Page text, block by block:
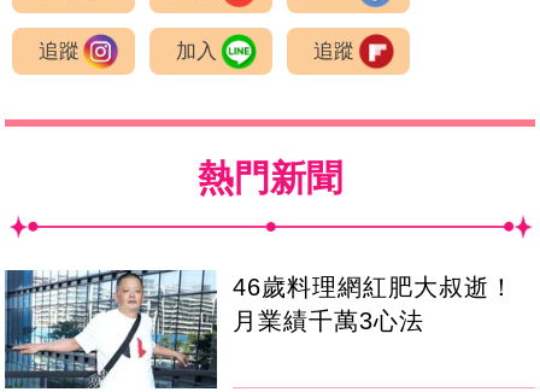
追蹤 加入 追蹤
熱門新聞
46歲料理網紅肥大叔逝！
月業績千萬3心法